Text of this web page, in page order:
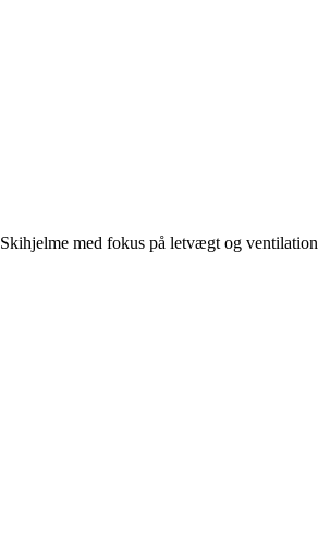
Skihjelme med fokus på letvægt og ventilation